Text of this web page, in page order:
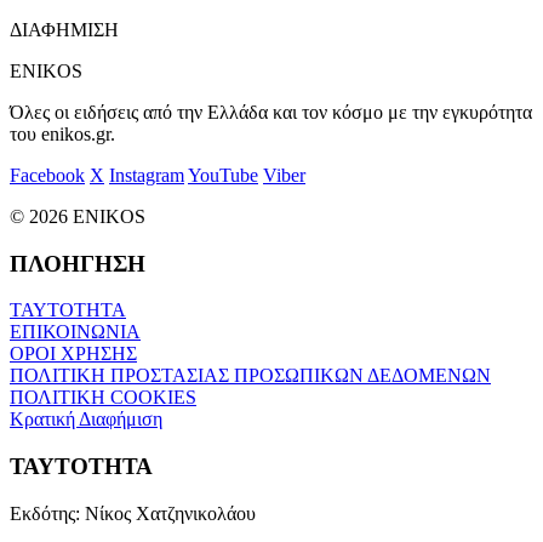
ΔΙΑΦΗΜΙΣΗ
ENIKOS
Όλες οι ειδήσεις από την Ελλάδα και τον κόσμο με την εγκυρότητα
του enikos.gr.
Facebook X InstagramYouTube Viber
© 2026 ENIKOS
ΠΛΟΗΓΗΣΗ
ΤΑΥΤΟΤΗΤΑ
ΕΠΙΚΟΙΝΩΝΙΑ
ΟΡΟΙ ΧΡΗΣΗΣ
ΠΟΛΙΤΙΚΗ ΠΡΟΣΤΑΣΙΑΣ ΠΡΟΣΩΠΙΚΩΝ ΔΕΔΟΜΕΝΩΝ
ΠΟΛΙΤΙΚΗ COOKIES
Κρατική Διαφήμιση
ΤΑΥΤΟΤΗΤΑ
Εκδότης: Νίκος Χατζηνικολάου